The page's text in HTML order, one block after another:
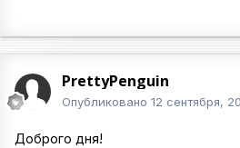
PrettyPenguin
Опубликовано 12 сентября,
Доброго дня!